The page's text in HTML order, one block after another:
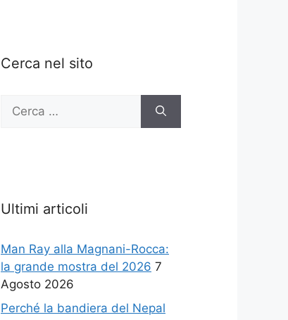
Cerca nel sito
Ricerca
Ultimi articoli
Man Ray alla Magnani-Rocca:
la grande mostra del 2026 7
Agosto 2026
Perché la bandiera del Nepal